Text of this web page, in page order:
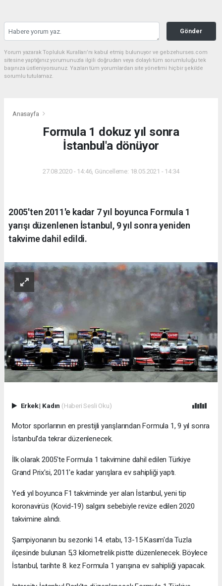
Gönder
Yorum yazarak Topluluk Kuralları’nı kabul etmiş bulunuyor ve gebzehurses.com
sitesine yaptığınız yorumunuzla ilgili doğrudan veya dolaylı tüm sorumluluğu tek
başınıza üstleniyorsunuz. Yazılan tüm yorumlardan site yönetimi hiçbir şekilde
sorumlu tutulamaz.
Anasayfa
Formula 1 dokuz yıl sonra
İstanbul'a dönüyor
27.08.2020 - 14:46, Güncelleme: 18.05.2021 - 14:34
2005'ten 2011'e kadar 7 yıl boyunca Formula 1
yarışı düzenlenen İstanbul, 9 yıl sonra yeniden
takvime dahil edildi.
Erkek| Kadın (Haberi Sesli Oku)
Motor sporlarının en prestijli yarışlarından Formula 1, 9 yıl sonra
İstanbul'da tekrar düzenlenecek.
İlk olarak 2005'te Formula 1 takvimine dahil edilen Türkiye
Grand Prix'si, 2011'e kadar yarışlara ev sahipliği yaptı.
Yedi yıl boyunca F1 takviminde yer alan İstanbul, yeni tip
koronavirüs (Kovid-19) salgını sebebiyle revize edilen 2020
takvimine alındı.
Şampiyonanın bu sezonki 14. etabı, 13-15 Kasım'da Tuzla
ilçesinde bulunan 5,3 kilometrelik pistte düzenlenecek. Böylece
İstanbul, tarihte 8. kez Formula 1 yarışına ev sahipliği yapacak.